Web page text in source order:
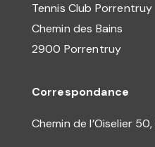
Tennis Club Porrentruy
Chemin des Bains
2900 Porrentruy
Correspondance
Chemin de l’Oiselier 50,